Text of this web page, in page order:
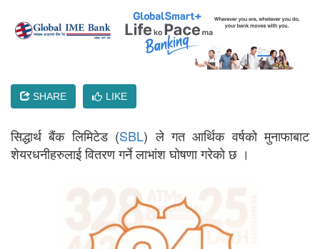
SHARE LIKE
सिद्धार्थ बैंक लिमिटेड (SBL) ले गत आर्थिक वर्षको मुनाफाबाट
शेयरधनीहरुलाई वितरण गर्ने लाभांश घोषणा गरेको छ ।